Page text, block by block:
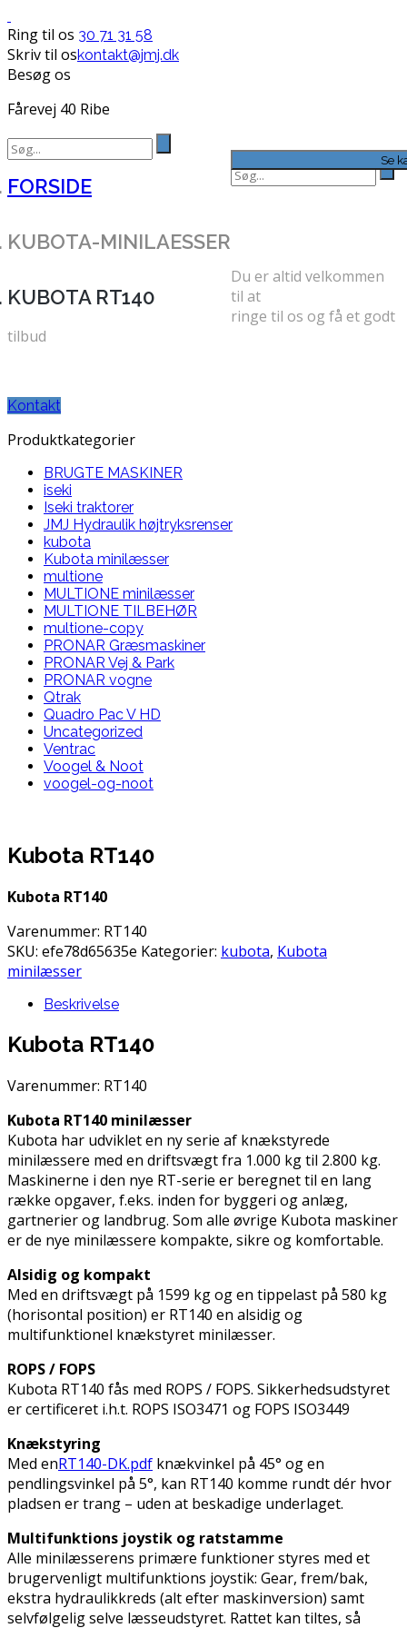
Ring til os 30 71 31 58
Skriv til oskontakt@jmj.dk
Besøg os
Fårevej 40 Ribe
Search
for:
FORSIDE
KUBOTA-MINILAESSER
KUBOTA RT140
Se
Search
for:
Du er altid velkommen
til at
ringe til os og få et godt
tilbud
Kontakt
Produktkategorier
BRUGTE MASKINER
iseki
Iseki traktorer
JMJ Hydraulik højtryksrenser
kubota
Kubota minilæsser
multione
MULTIONE minilæsser
MULTIONE TILBEHØR
multione-copy
PRONAR Græsmaskiner
PRONAR Vej & Park
PRONAR vogne
Qtrak
Quadro Pac V HD
Uncategorized
Ventrac
Voogel & Noot
voogel-og-noot
Kubota RT140
Kubota RT140
Varenummer: RT140
SKU: efe78d65635e Kategorier: kubota, Kubota
minilæsser
Beskrivelse
Kubota RT140
Varenummer: RT140
Kubota RT140 minilæsser
Kubota har udviklet en ny serie af knækstyrede
minilæssere med en driftsvægt fra 1.000 kg til 2.800 kg.
Maskinerne i den nye RT-serie er beregnet til en lang
række opgaver, f.eks. inden for byggeri og anlæg,
gartnerier og landbrug. Som alle øvrige Kubota maskiner
er de nye minilæssere kompakte, sikre og komfortable.
Alsidig og kompakt
Med en driftsvægt på 1599 kg og en tippelast på 580 kg
(horisontal position) er RT140 en alsidig og
multifunktionel knækstyret minilæsser.
ROPS / FOPS
Kubota RT140 fås med ROPS / FOPS. Sikkerhedsudstyret
er certificeret i.h.t. ROPS ISO3471 og FOPS ISO3449
Knækstyring
Med enRT140-DK.pdf knækvinkel på 45° og en
pendlingsvinkel på 5°, kan RT140 komme rundt dér hvor
pladsen er trang – uden at beskadige underlaget.
Multifunktions joystik og ratstamme
Alle minilæsserens primære funktioner styres med et
brugervenligt multifunktions joystik: Gear, frem/bak,
ekstra hydraulikkreds (alt efter maskinversion) samt
selvfølgelig selve læsseudstyret. Rattet kan tiltes, så